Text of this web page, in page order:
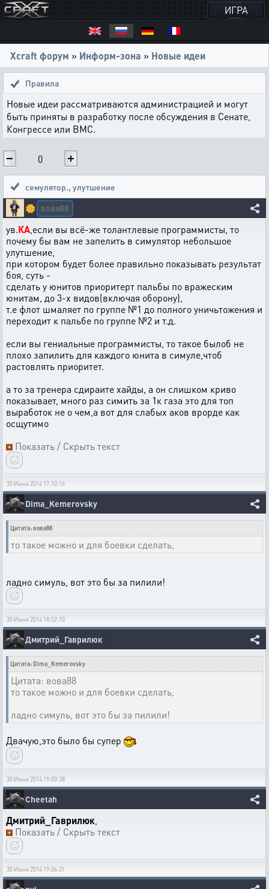
ИГРА
Xcraft форум » Информ-зона » Новые идеи
Правила
Новые идеи рассматриваются администрацией и могут
быть приняты в разработку после обсуждения в Сенате,
Конгрессе или ВМС.
0
семулятор., улутшение
🌼 вова88
ув.КА ,если вы всё-же толантлевые программисты, то
почему бы вам не запелить в симулятор небольшое
улутшение,
при котором будет более правильно показывать результат
боя, суть -
сделать у юнитов приоритерт пальбы по вражеским
юнитам, до 3-х видов(включая оборону),
т.е флот шмаляет по группе №1 до полного уничьтожения и
переходит к пальбе по группе №2 и т.д.
если вы гениальные программисты, то такое былоб не
плохо запилить для каждого юнита в симуле,чтоб
растовлять приоритет.
а то за тренера сдираите хайды, а он слишком криво
показывает, много раз симить за 1к газа это для топ
выработок не о чем,а вот для слабых аков врорде как
осщутимо
Показать / Скрыть текст
30 Июня 2014 17:10:16
Dima_Kemerovsky
Цитата: вова88
то такое можно и для боевки сделать,
ладно симуль, вот это бы за пилили!
30 Июня 2014 18:52:10
Дмитрий_Гаврилюк
Цитата: Dima_Kemerovsky
Цитата: вова88
то такое можно и для боевки сделать,
ладно симуль, вот это бы за пилили!
Двачую,это было бы супер
30 Июня 2014 19:00:38
Cheetah
Дмитрий_Гаврилюк
Показать / Скрыть текст
30 Июня 2014 19:06:31